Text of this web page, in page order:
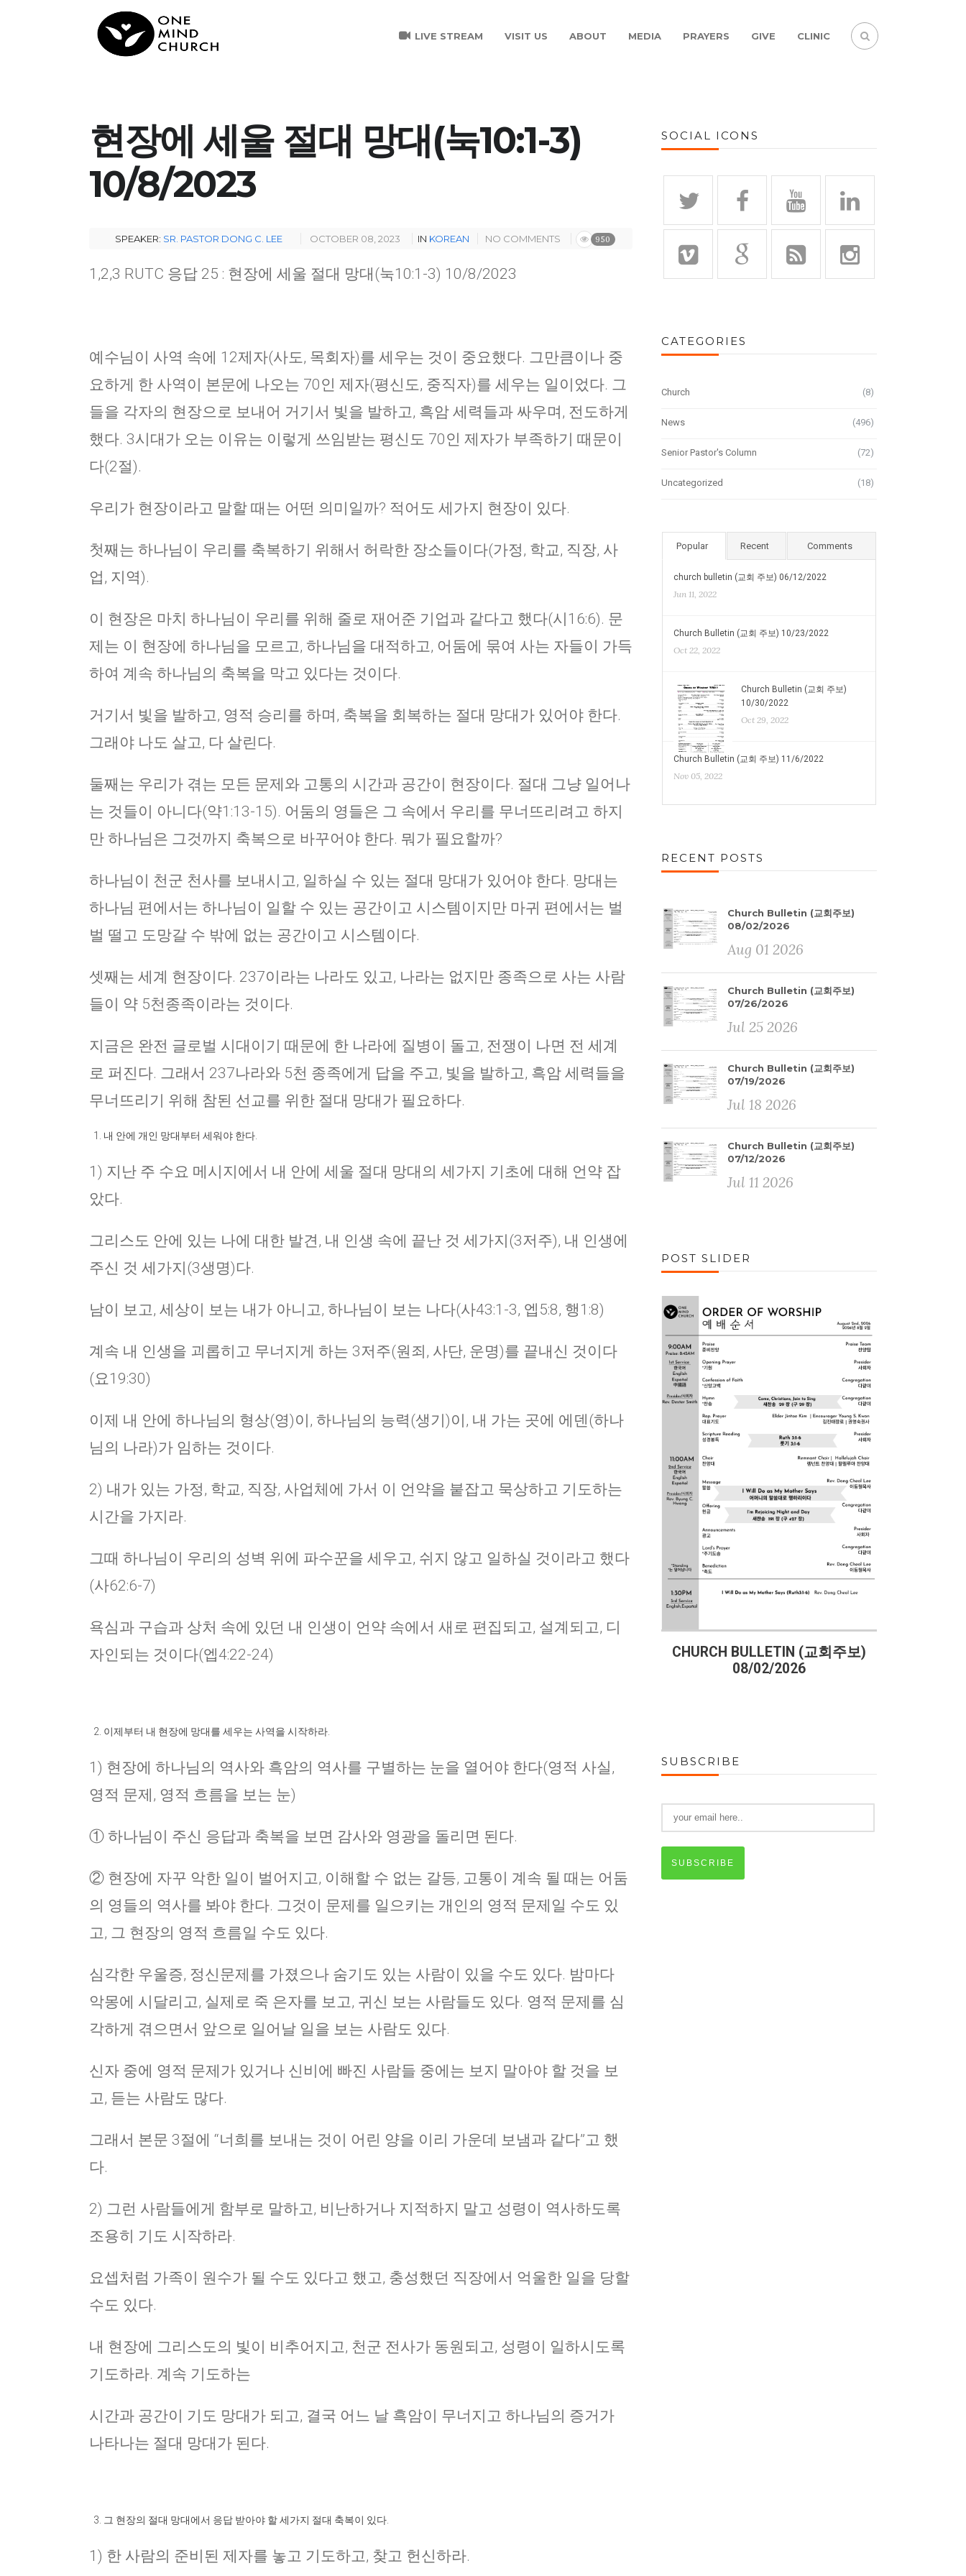
LIVE STREAM VISIT US ABOUT MEDIA PRAYERS GIVE CLINIC
현장에 세울 절대 망대(눅10:1-3)
10/8/2023
SPEAKER: SR. PASTOR DONG C. LEE OCTOBER 08, 2023 IN KOREAN NO COMMENTS 950
1,2,3 RUTC 응답 25 : 현장에 세울 절대 망대(눅10:1-3) 10/8/2023
예수님이 사역 속에 12제자(사도, 목회자)를 세우는 것이 중요했다. 그만큼이나 중
요하게 한 사역이 본문에 나오는 70인 제자(평신도, 중직자)를 세우는 일이었다. 그
들을 각자의 현장으로 보내어 거기서 빛을 발하고, 흑암 세력들과 싸우며, 전도하게
했다. 3시대가 오는 이유는 이렇게 쓰임받는 평신도 70인 제자가 부족하기 때문이
다(2절).
우리가 현장이라고 말할 때는 어떤 의미일까? 적어도 세가지 현장이 있다.
첫째는 하나님이 우리를 축복하기 위해서 허락한 장소들이다(가정, 학교, 직장, 사
업, 지역).
이 현장은 마치 하나님이 우리를 위해 줄로 재어준 기업과 같다고 했다(시16:6). 문
제는 이 현장에 하나님을 모르고, 하나님을 대적하고, 어둠에 묶여 사는 자들이 가득
하여 계속 하나님의 축복을 막고 있다는 것이다.
거기서 빛을 발하고, 영적 승리를 하며, 축복을 회복하는 절대 망대가 있어야 한다.
그래야 나도 살고, 다 살린다.
둘째는 우리가 겪는 모든 문제와 고통의 시간과 공간이 현장이다. 절대 그냥 일어나
는 것들이 아니다(약1:13-15). 어둠의 영들은 그 속에서 우리를 무너뜨리려고 하지
만 하나님은 그것까지 축복으로 바꾸어야 한다. 뭐가 필요할까?
하나님이 천군 천사를 보내시고, 일하실 수 있는 절대 망대가 있어야 한다. 망대는
하나님 편에서는 하나님이 일할 수 있는 공간이고 시스템이지만 마귀 편에서는 벌
벌 떨고 도망갈 수 밖에 없는 공간이고 시스템이다.
셋째는 세계 현장이다. 237이라는 나라도 있고, 나라는 없지만 종족으로 사는 사람
들이 약 5천종족이라는 것이다.
지금은 완전 글로벌 시대이기 때문에 한 나라에 질병이 돌고, 전쟁이 나면 전 세계
로 퍼진다. 그래서 237나라와 5천 종족에게 답을 주고, 빛을 발하고, 흑암 세력들을
무너뜨리기 위해 참된 선교를 위한 절대 망대가 필요하다.
내 안에 개인 망대부터 세워야 한다.
1) 지난 주 수요 메시지에서 내 안에 세울 절대 망대의 세가지 기초에 대해 언약 잡
았다.
그리스도 안에 있는 나에 대한 발견, 내 인생 속에 끝난 것 세가지(3저주), 내 인생에
주신 것 세가지(3생명)다.
남이 보고, 세상이 보는 내가 아니고, 하나님이 보는 나다(사43:1-3, 엡5:8, 행1:8)
계속 내 인생을 괴롭히고 무너지게 하는 3저주(원죄, 사단, 운명)를 끝내신 것이다
(요19:30)
이제 내 안에 하나님의 형상(영)이, 하나님의 능력(생기)이, 내 가는 곳에 에덴(하나
님의 나라)가 임하는 것이다.
2) 내가 있는 가정, 학교, 직장, 사업체에 가서 이 언약을 붙잡고 묵상하고 기도하는
시간을 가지라.
그때 하나님이 우리의 성벽 위에 파수꾼을 세우고, 쉬지 않고 일하실 것이라고 했다
(사62:6-7)
욕심과 구습과 상처 속에 있던 내 인생이 언약 속에서 새로 편집되고, 설계되고, 디
자인되는 것이다(엡4:22-24)
이제부터 내 현장에 망대를 세우는 사역을 시작하라.
1) 현장에 하나님의 역사와 흑암의 역사를 구별하는 눈을 열어야 한다(영적 사실,
영적 문제, 영적 흐름을 보는 눈)
① 하나님이 주신 응답과 축복을 보면 감사와 영광을 돌리면 된다.
② 현장에 자꾸 악한 일이 벌어지고, 이해할 수 없는 갈등, 고통이 계속 될 때는 어둠
의 영들의 역사를 봐야 한다. 그것이 문제를 일으키는 개인의 영적 문제일 수도 있
고, 그 현장의 영적 흐름일 수도 있다.
심각한 우울증, 정신문제를 가졌으나 숨기도 있는 사람이 있을 수도 있다. 밤마다
악몽에 시달리고, 실제로 죽 은자를 보고, 귀신 보는 사람들도 있다. 영적 문제를 심
각하게 겪으면서 앞으로 일어날 일을 보는 사람도 있다.
신자 중에 영적 문제가 있거나 신비에 빠진 사람들 중에는 보지 말아야 할 것을 보
고, 듣는 사람도 많다.
그래서 본문 3절에 “너희를 보내는 것이 어린 양을 이리 가운데 보냄과 같다”고 했
다.
2) 그런 사람들에게 함부로 말하고, 비난하거나 지적하지 말고 성령이 역사하도록
조용히 기도 시작하라.
요셉처럼 가족이 원수가 될 수도 있다고 했고, 충성했던 직장에서 억울한 일을 당할
수도 있다.
내 현장에 그리스도의 빛이 비추어지고, 천군 전사가 동원되고, 성령이 일하시도록
기도하라. 계속 기도하는
시간과 공간이 기도 망대가 되고, 결국 어느 날 흑암이 무너지고 하나님의 증거가
나타나는 절대 망대가 된다.
그 현장의 절대 망대에서 응답 받아야 할 세가지 절대 축복이 있다.
1) 한 사람의 준비된 제자를 놓고 기도하고, 찾고 헌신하라.
SOCIAL ICONS
CATEGORIES
Church (8)
News (496)
Senior Pastor's Column (72)
Uncategorized (18)
Popular Recent Comments
church bulletin (교회 주보) 06/12/2022
Jun 11, 2022
Church Bulletin (교회 주보) 10/23/2022
Oct 22, 2022
Church Bulletin (교회 주보)
10/30/2022
Oct 29, 2022
Church Bulletin (교회 주보) 11/6/2022
Nov 05, 2022
RECENT POSTS
Church Bulletin (교회주보)
08/02/2026
Aug 01 2026
Church Bulletin (교회주보)
07/26/2026
Jul 25 2026
Church Bulletin (교회주보)
07/19/2026
Jul 18 2026
Church Bulletin (교회주보)
07/12/2026
Jul 11 2026
POST SLIDER
CHURCH BULLETIN (교회주보)
08/02/2026
SUBSCRIBE
SUBSCRIBE